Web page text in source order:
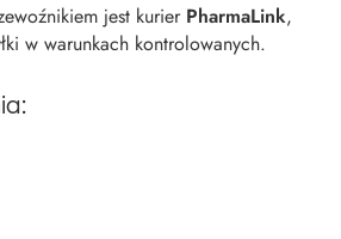
jest kurier PharmaLink,
w warunkach kontrolowanych.